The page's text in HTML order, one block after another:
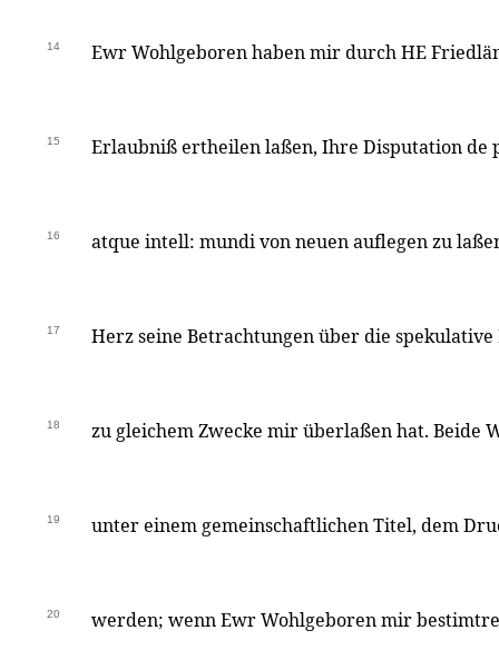
14 Ewr Wohlgeboren haben mir durch HE
15 Erlaubniß ertheilen laßen, Ihre Disputation de
16 atque intell: mundi von neuen auflegen zu
17 Herz seine Betrachtungen über die spekulative
18 zu gleichem Zwecke mir überlaßen hat. Beide
19 unter einem gemeinschaftlichen Titel, dem
20 werden; wenn Ewr Wohlgeboren mir